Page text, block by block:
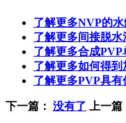
了解更多NVP的水
了解更多间接脱水
了解更多合成PVP
了解更多如何得到
了解更多PVP具有
下一篇： 没有了 上一篇